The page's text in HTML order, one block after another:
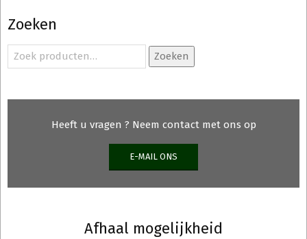
kan
gekozen
productpagina
Zoeken
Zoeken
naar:
Zoeken
Heeft u vragen ? Neem contact met ons op
E-MAIL ONS
Afhaal mogelijkheid